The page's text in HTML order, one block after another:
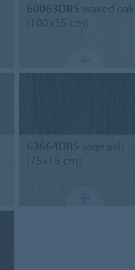
60063DR5 waxed oak
(100x15 cm)
63664DR5 sage ash
(75x15 cm)